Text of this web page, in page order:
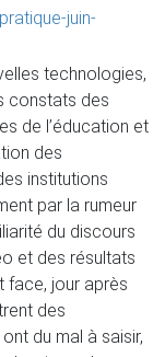
juin-
technologies,
constats des
de l’éducation et
des
institutions
par la rumeur
du discours
et des résultats
face, jour après
des
du mal à saisir,